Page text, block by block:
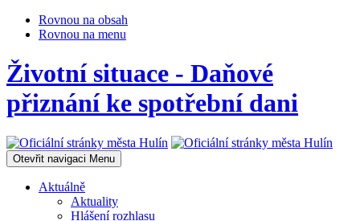
Rovnou na obsah
Rovnou na menu
Životní situace - Daňové
přiznání ke spotřební dani
Otevřit navigaci Menu
Aktuálně
Aktuality
Hlášení rozhlasu